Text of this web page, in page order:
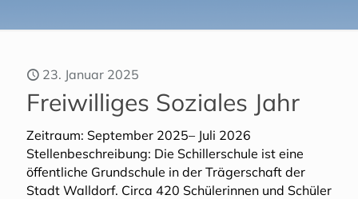
23. Januar 2025
Freiwilliges Soziales Jahr
Zeitraum: September 2025– Juli 2026
Stellenbeschreibung: Die Schillerschule ist eine
öffentliche Grundschule in der Trägerschaft der
Stadt Walldorf. Circa 420 Schülerinnen und Schüler